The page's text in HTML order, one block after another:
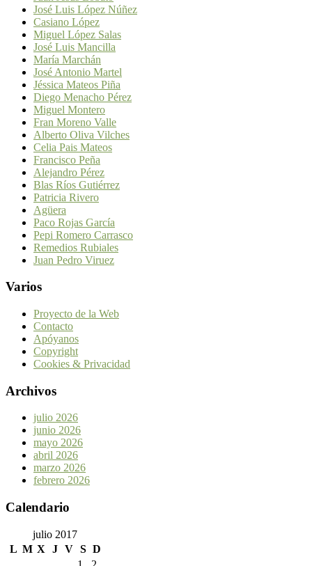
José Luis López Núñez
Casiano López
Miguel López Salas
José Luis Mancilla
María Marchán
José Antonio Martel
Jéssica Mateos Piña
Diego Menacho Pérez
Miguel Montero
Fran Moreno Valle
Alberto Oliva Vilches
Celia Pais Mateos
Francisco Peña
Alejandro Pérez
Blas Ríos Gutiérrez
Patricia Rivero
Agüera
Paco Rojas García
Pepi Romero Carrasco
Remedios Rubiales
Juan Pedro Viruez
Varios
Proyecto de la Web
Contacto
Apóyanos
Copyright
Cookies & Privacidad
Archivos
julio 2026
junio 2026
mayo 2026
abril 2026
marzo 2026
febrero 2026
Calendario
julio 2017
L M X J V S D